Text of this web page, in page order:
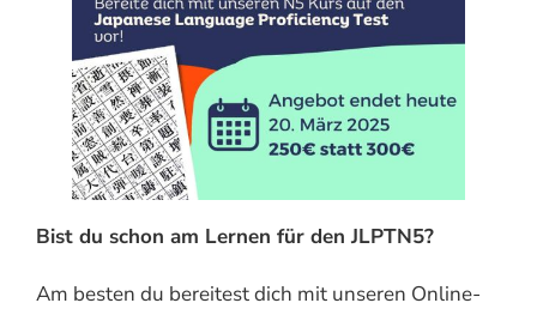
Bist du schon am Lernen für den JLPTN5?
Am besten du bereitest dich mit unseren Online-